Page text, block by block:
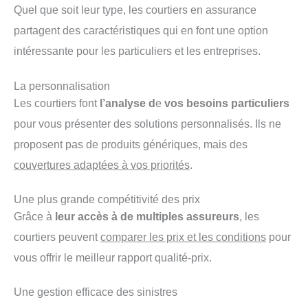
Quel que soit leur type, les courtiers en assurance
partagent des caractéristiques qui en font une option
intéressante pour les particuliers et les entreprises.
La personnalisation
Les courtiers font l’analyse de vos besoins particuliers
pour vous présenter des solutions personnalisés. Ils ne
proposent pas de produits génériques, mais des
couvertures adaptées à vos priorités
Une plus grande compétitivité des prix
Grâce à leur accès à de multiples assureurs, les
courtiers peuventcomparer les prix et les conditions pour
vous offrir le meilleur rapport qualité-prix.
Une gestion efficace des sinistres